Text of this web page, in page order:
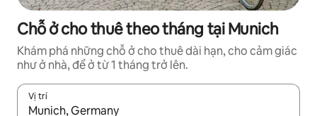
Chỗ ở cho thuê theo tháng tại Munich
Khám phá những chỗ ở cho thuê dài hạn, cho cảm giác
như ở nhà, để ở từ 1 tháng trở lên.
Vị trí
Khi có kết quả, hãy điều hướng bằng phím mũi tên lên và